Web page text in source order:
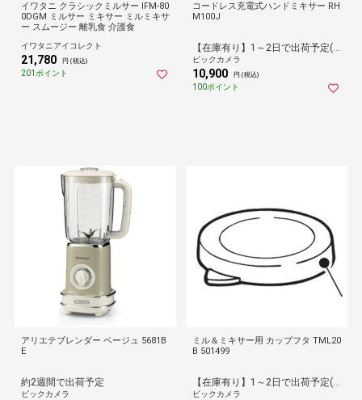
イワタニ クラシックミルサー IFM-80
0DGM ミルサー ミキサー ミルミキサ
ー スムージー 離乳食 介護食
イワタニアイコレクト
21,780 円 (税込)
201ポイント
コードレス充電式ハンドミキサー RH
M100J
【在庫有り】1～2日で出荷予定(日付指定可)
ビックカメラ
10,900 円 (税込)
100ポイント
アリエテブレンダー ベージュ 5681B
E
約2週間で出荷予定
ビックカメラ
ミル＆ミキサー用 カップフタ TML20
B 501499
【在庫有り】1～2日で出荷予定(日付指定可)
ビックカメラ